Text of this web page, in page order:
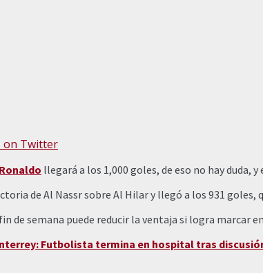
on Twitter
llegará a los 1,000 goles, de eso no hay duda,
de Al Nassr sobre Al Hilar y llegó a los 931
de semana puede reducir la ventaja si logra marcar
Futbolista termina en hospital tras